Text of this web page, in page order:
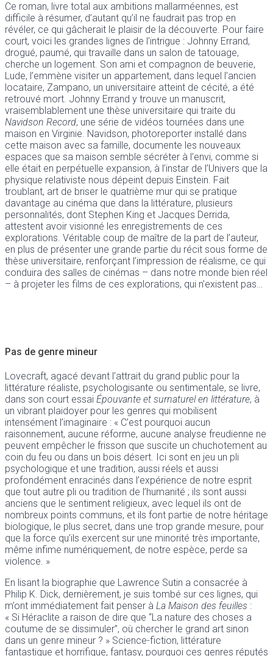
Ce roman, livre total aux ambitions mallarméennes, est
difficile à résumer, d’autant qu’il ne faudrait pas trop en
révéler, ce qui gâcherait le plaisir de la découverte. Pour faire
court, voici les grandes lignes de l’intrigue : Johnny Errand,
drogué, paumé, qui travaille dans un salon de tatouage,
cherche un logement. Son ami et compagnon de beuverie,
Lude, l’emmène visiter un appartement, dans lequel l’ancien
locataire, Zampano, un universitaire atteint de cécité, a été
retrouvé mort. Johnny Errand y trouve un manuscrit,
vraisemblablement une thèse universitaire qui traite du
Navidson Record, une série de vidéos tournées dans une
maison en Virginie. Navidson, photoreporter installé dans
cette maison avec sa famille, documente les nouveaux
espaces que sa maison semble sécréter à l’envi, comme si
elle était en perpétuelle expansion, à l’instar de l’Univers que la
physique relativiste nous dépeint depuis Einstein. Fait
troublant, art de briser le quatrième mur qui se pratique
davantage au cinéma que dans la littérature, plusieurs
personnalités, dont Stephen King et Jacques Derrida,
attestent avoir visionné les enregistrements de ces
explorations. Véritable coup de maître de la part de l’auteur,
en plus de présenter une grande partie du récit sous forme de
thèse universitaire, renforçant l’impression de réalisme, ce qui
conduira des salles de cinémas – dans notre monde bien réel
– à projeter les films de ces explorations, qui n’existent pas…
Pas de genre mineur
Lovecraft, agacé devant l’attrait du grand public pour la
littérature réaliste, psychologisante ou sentimentale, se livre,
dans son court essai Épouvante et surnaturel en littérature, à
un vibrant plaidoyer pour les genres qui mobilisent
intensément l’imaginaire : « C’est pourquoi aucun
raisonnement, aucune réforme, aucune analyse freudienne ne
peuvent empêcher le frisson que suscite un chuchotement au
coin du feu ou dans un bois désert. Ici sont en jeu un pli
psychologique et une tradition, aussi réels et aussi
profondément enracinés dans l’expérience de notre esprit
que tout autre pli ou tradition de l’humanité ; ils sont aussi
anciens que le sentiment religieux, avec lequel ils ont de
nombreux points communs, et ils font partie de notre héritage
biologique, le plus secret, dans une trop grande mesure, pour
que la force qu’ils exercent sur une minorité très importante,
même infime numériquement, de notre espèce, perde sa
violence. »
En lisant la biographie que Lawrence Sutin a consacrée à
Philip K. Dick, dernièrement, je suis tombé sur ces lignes, qui
m’ont immédiatement fait penser à La Maison des feuilles :
« Si Héraclite a raison de dire que “La nature des choses a
coutume de se dissimuler”, où chercher le grand art sinon
dans un genre mineur ? » Science-fiction, littérature
fantastique et horrifique, fantasy, pourquoi ces genres réputés